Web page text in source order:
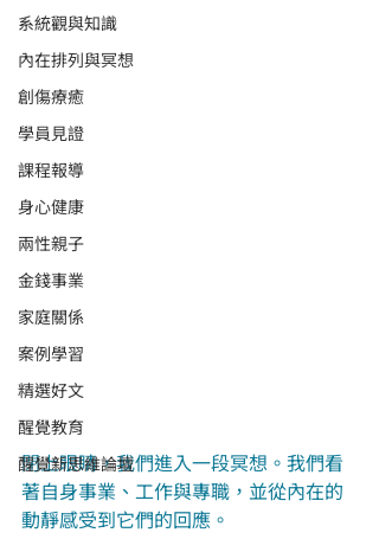
系統觀與知識
內在排列與冥想
創傷療癒
學員見證
課程報導
身心健康
兩性親子
金錢事業
家庭關係
案例學習
精選好文
醒覺教育
醒覺新思維論壇
閉上眼睛，我們進入一段冥想。我們看
著自身事業、工作與專職，並從內在的
動靜感受到它們的回應。